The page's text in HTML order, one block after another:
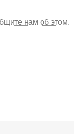
нам об этом.